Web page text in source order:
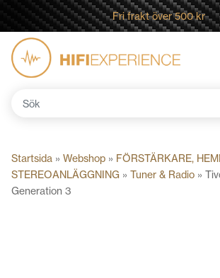
Fri frakt över 500 kr
Startsida » Webshop » FÖRSTÄRKARE,
STEREOANLÄGGNING » Tuner & Radio »
Generation 3